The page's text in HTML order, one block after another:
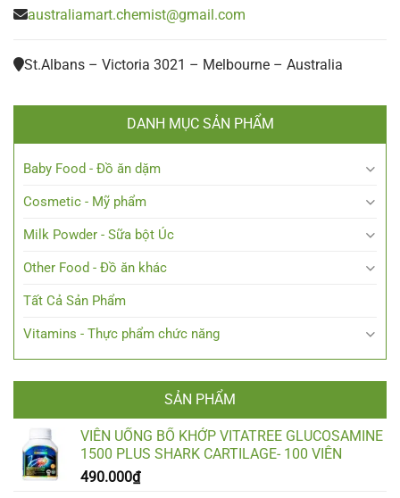
australiamart.chemist@gmail.com
St.Albans – Victoria 3021 – Melbourne – Australia
DANH MỤC SẢN PHẨM
Baby Food - Đồ ăn dặm
Cosmetic - Mỹ phẩm
Milk Powder - Sữa bột Úc
Other Food - Đồ ăn khác
Tất Cả Sản Phẩm
Vitamins - Thực phẩm chức năng
SẢN PHẨM
VIÊN UỐNG BỔ KHỚP VITATREE GLUCOSAMINE
1500 PLUS SHARK CARTILAGE- 100 VIÊN
490.000₫